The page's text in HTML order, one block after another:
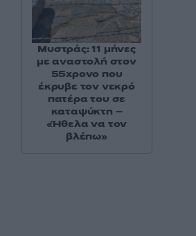
Μυστράς: 11 μήνες
με αναστολή στον
55χρονο που
έκρυβε τον νεκρό
πατέρα του σε
καταψύκτη –
«Ήθελα να τον
βλέπω»